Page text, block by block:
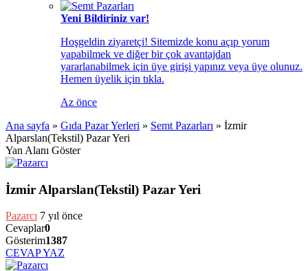
Yeni Bildiriniz var!
Hoşgeldin ziyaretçi! Sitemizde konu açıp yorum
yapabilmek ve diğer bir çok avantajdan
yararlanabilmek için üye girişi yapınız veya üye olunuz.
Hemen üyelik için tıkla.
Az önce
Ana sayfa » Gıda Pazar Yerleri » Semt Pazarları » İzmir
Alparslan(Tekstil) Pazar Yeri
Yan Alanı Göster
İzmir Alparslan(Tekstil) Pazar Yeri
Pazarcı 7 yıl önce
Cevaplar0
Gösterim1387
CEVAP YAZ